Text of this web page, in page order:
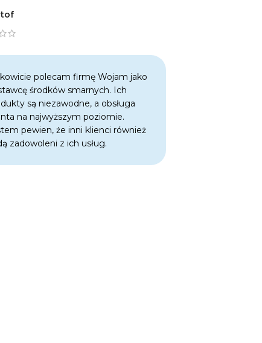
polecam firmę Wojam jako
środków smarnych. Ich
są niezawodne, a obsługa
na najwyższym poziomie.
pewien, że inni klienci również
zadowoleni z ich usług.